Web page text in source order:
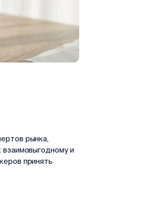
рынка,
и
принять